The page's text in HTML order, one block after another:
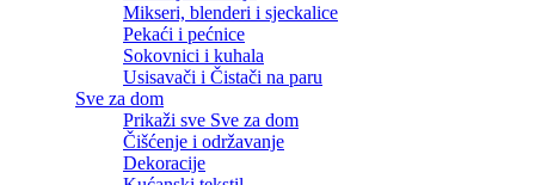
Mikseri, blenderi i sjeckalice
Pekaći i pećnice
Sokovnici i kuhala
Usisavači i Čistači na paru
Sve za dom
Prikaži sve Sve za dom
Čišćenje i održavanje
Dekoracije